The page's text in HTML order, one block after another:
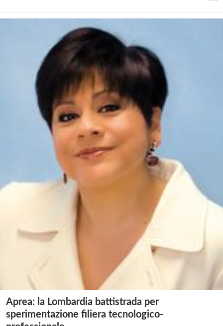
Aprea: la Lombardia battistrada per
sperimentazione filiera tecnologico-